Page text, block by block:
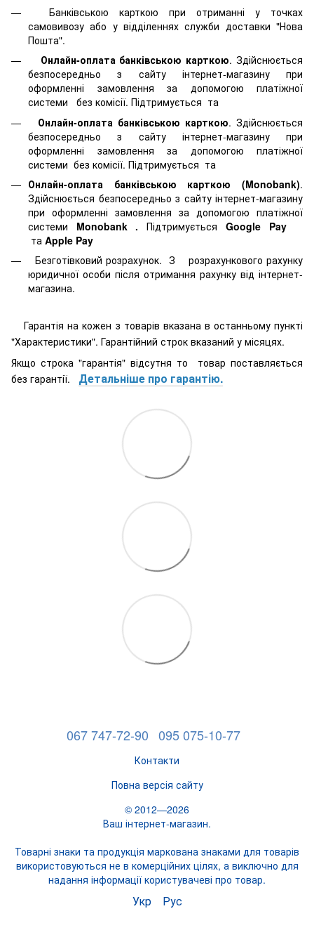
Банківською карткою при отриманні у точках
самовивозу або у відділеннях служби доставки "Нова
Пошта".
Онлайн-оплата банківською карткою. Здійснюється
безпосередньо з сайту інтернет-магазину при
оформленні замовлення за допомогою платіжної
системи
без комісії. Підтримується та
Онлайн-оплата банківською карткою. Здійснюється
безпосередньо з сайту інтернет-магазину при
оформленні замовлення за допомогою платіжної
системи без комісії. Підтримується та
Онлайн-оплата банківською карткою (Monobank).
Здійснюється безпосередньо з сайту інтернет-магазину
при оформленні замовлення за допомогою платіжної
системи Monobank .Підтримується Google Pay
та Apple Pay
Безготівковий розрахунок. З розрахункового рахунку
юридичної особи після отримання рахунку від інтернет-
магазина.
Гарантія на кожен з товарів вказана в останньому пункті
"Характеристики". Гарантійний строк вказаний у місяцях.
Якщо строка "гарантія" відсутня то товар поставляється
без гарантії. Детальніше про гарантію.
067 747-72-90 095 075-10-77
Контакти
Повна версія сайту
© 2012—2026
Ваш інтернет-магазин.
Товарні знаки та продукція маркована знаками для товарів
використовуються не в комерційних цілях, а виключно для
надання інформації користувачеві про товар.
Укр Рус